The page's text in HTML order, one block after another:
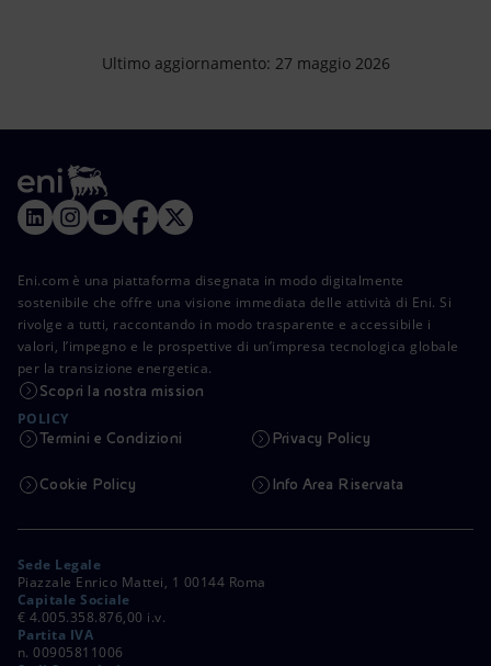
Ultimo aggiornamento: 27 maggio 2026
Eni.com è una piattaforma disegnata in modo digitalmente
sostenibile che offre una visione immediata delle attività di Eni. Si
rivolge a tutti, raccontando in modo trasparente e accessibile i
valori, l’impegno e le prospettive di un’impresa tecnologica globale
per la transizione energetica.
Scopri la nostra mission
POLICY
Termini e Condizioni Privacy Policy
Cookie Policy Info Area Riservata
Sede Legale
Piazzale Enrico Mattei, 1 00144 Roma
Capitale Sociale
€ 4.005.358.876,00 i.v.
Partita IVA
n. 00905811006